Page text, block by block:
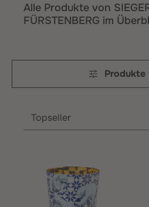
Alle Produkte von
FÜRSTENBERG im